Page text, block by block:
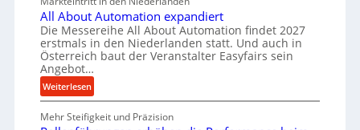
u
p
r
e
s
h
a
f
t
i
g
e
r
s
o
u
n
s
c
h
i
n
e
n
a
All About Automation expandiert
Die Messereihe All About Automation findet 2027
erstmals in den Niederlanden statt. Und auch in
Österreich baut der Veranstalter Easyfairs sein
Angebot…
Weiterlesen:
A
l
Mehr Steifigkeit und Präzision